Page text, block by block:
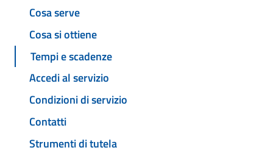
Cosa serve
Cosa si ottiene
Tempi e scadenze
Accedi al servizio
Condizioni di servizio
Contatti
Strumenti di tutela